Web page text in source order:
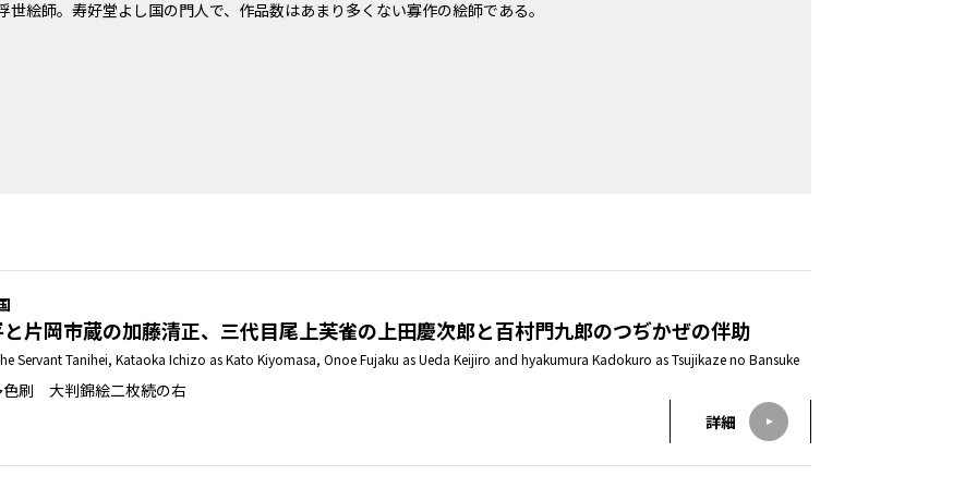
世絵師。寿好堂よし国の門人で、作品数はあまり多くない寡作の絵師である。
片岡市蔵の加藤清正、三代目尾上芙雀の上田慶次郎と百村門九郎のつぢかぜの伴助
Servant Tanihei, Kataoka Ichizo as Kato Kiyomasa, Onoe Fujaku as Ueda Keijiro and hyakumura Kadokuro as Tsujikaze no Bansuke
色刷 大判錦絵二枚続の右
詳細